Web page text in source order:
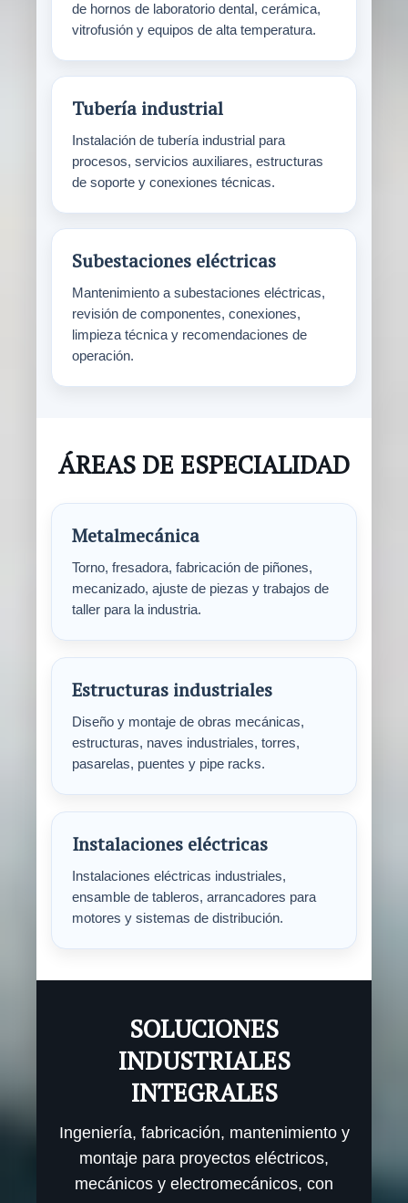
de hornos de laboratorio dental, cerámica,
vitrofusión y equipos de alta temperatura.
Tubería industrial
Instalación de tubería industrial para
procesos, servicios auxiliares, estructuras
de soporte y conexiones técnicas.
Subestaciones eléctricas
Mantenimiento a subestaciones eléctricas,
revisión de componentes, conexiones,
limpieza técnica y recomendaciones de
operación.
ÁREAS DE ESPECIALIDAD
Metalmecánica
Torno, fresadora, fabricación de piñones,
mecanizado, ajuste de piezas y trabajos de
taller para la industria.
Estructuras industriales
Diseño y montaje de obras mecánicas,
estructuras, naves industriales, torres,
pasarelas, puentes y pipe racks.
Instalaciones eléctricas
Instalaciones eléctricas industriales,
ensamble de tableros, arrancadores para
motores y sistemas de distribución.
SOLUCIONES
INDUSTRIALES
INTEGRALES
Ingeniería, fabricación, mantenimiento y
montaje para proyectos eléctricos,
mecánicos y electromecánicos, con